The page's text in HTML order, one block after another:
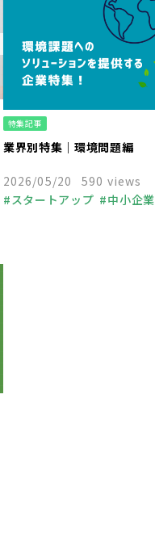
特集記事
業界別特集｜環境問題編
2026/05/20
590 views
スタートアップ
中小企業